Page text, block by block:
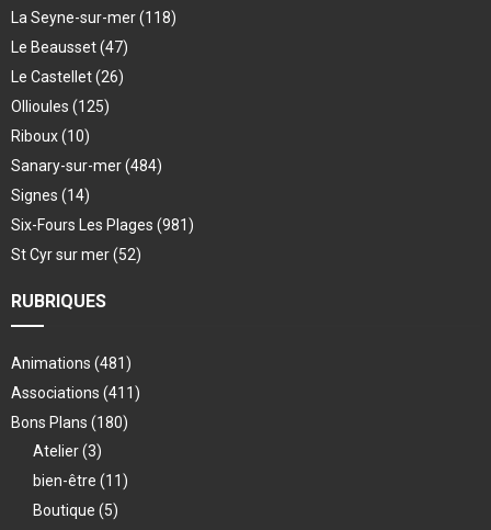
La Seyne-sur-mer(118)
Le Beausset(47)
Le Castellet(26)
Ollioules (125)
Riboux(10)
Sanary-sur-mer(484)
Signes (14)
Six-Fours Les Plages (981)
St Cyr sur mer(52)
RUBRIQUES
Animations (481)
Associations (411)
Bons Plans (180)
Atelier(3)
bien-être (11)
Boutique (5)